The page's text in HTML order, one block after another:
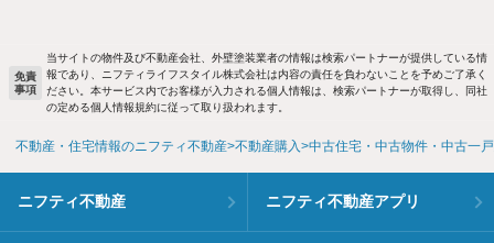
免責
事項
当サイトの物件及び不動産会社、外壁塗装業者の情報は検索パートナーが提供している情
報であり、ニフティライフスタイル株式会社は内容の責任を負わないことを予めご了承く
ださい。本サービス内でお客様が入力される個人情報は、検索パートナーが取得し、同社
の定める個人情報規約に従って取り扱われます。
不動産・住宅情報のニフティ不動産 不動産購入 中古住宅・中古物件・中古一
ニフティ不動産 ニフティ不動産アプリ